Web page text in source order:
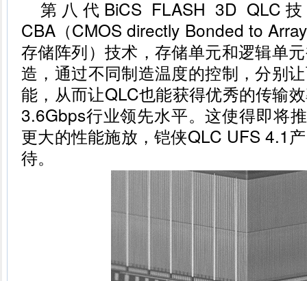
第八代BiCS FLASH 3D QLC
CBA（CMOS directly Bonded to
存储阵列）技术，存储单元和逻辑单
造，通过不同制造温度的控制，分别
能，从而让QLC也能获得优秀的传输
3.6Gbps行业领先水平。这使得即将
更大的性能施放，铠侠QLC UFS 4.1
待。